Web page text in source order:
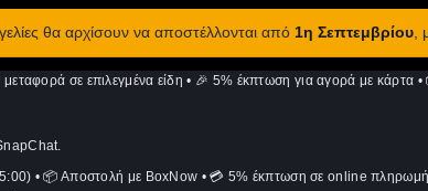
θα αρχίσουν να αποστέλλονται από 1η Σεπτεμβρίου,
σε επιλεγμένα είδη • 🎉 5% έκπτωση για αγορά με κάρτα •
• 📦 Αποστολή με BoxNow • 💳 5% έκπτωση σε online